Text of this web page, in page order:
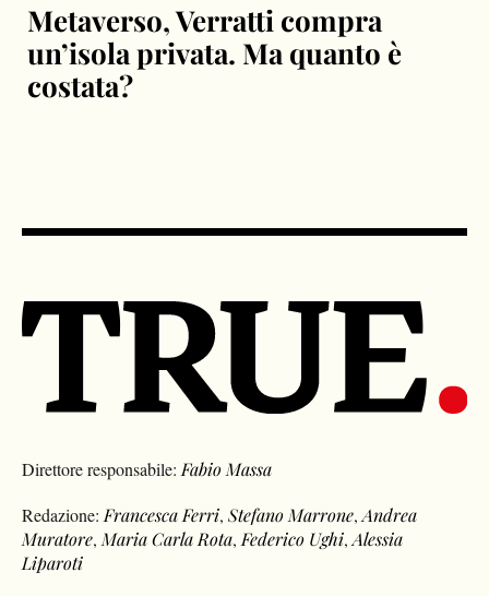
Metaverso, Verratti compra
un’isola privata. Ma quanto è
costata?
Direttore responsabile: Fabio Massa
Redazione: Francesca Ferri,Stefano Marrone,Andrea
Muratore, Maria Carla Rota, Federico Ughi,Alessia
Liparoti